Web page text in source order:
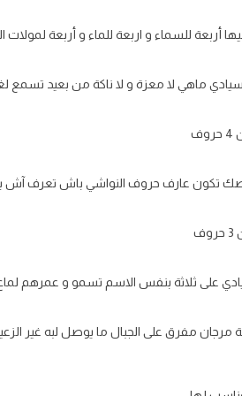
أربعة للسماء و اربعة للماء و أربعة لمولات
ماهي لا معزة و لا ناكة من بعيد تسمع
تكون عارف حروف النواشي باش تعرف آش بين
على ثلاثة بنفس الاسم تسمو و عمرهم لماع و
مفرق على الجبال ما يوصل لبه غير الزعيم